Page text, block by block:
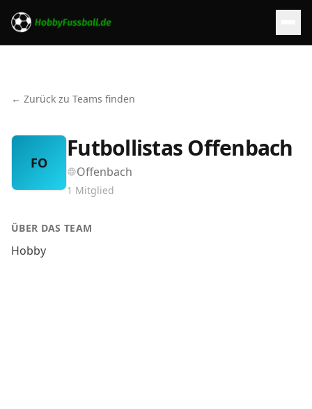
← Zurück zu Teams finden
FO
Futbollistas Offenbach
Offenbach
1 Mitglied
ÜBER DAS TEAM
Hobby